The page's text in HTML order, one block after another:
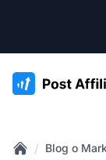
:site.title
/ Blog o